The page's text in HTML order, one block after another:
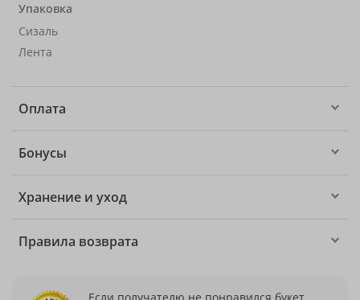
Упаковка
Сизаль
Лента
Оплата
Бонусы
Хранение и уход
Правила возврата
Если получателю не понравился букет,